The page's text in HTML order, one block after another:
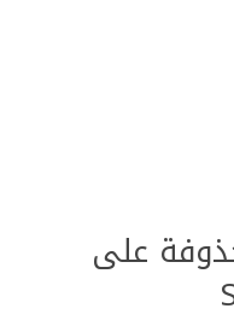
على